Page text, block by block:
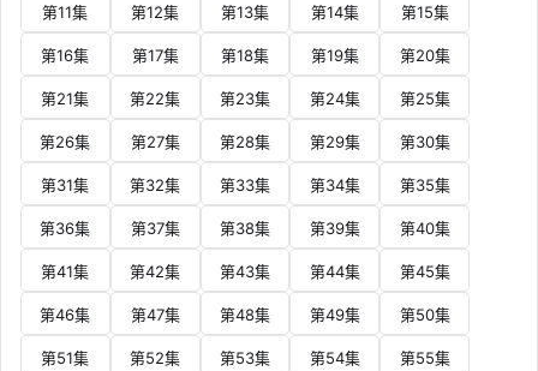
第11集 第12集 第13集 第14集 第15集
第16集 第17集 第18集 第19集 第20集
第21集 第22集 第23集 第24集 第25集
第26集 第27集 第28集 第29集 第30集
第31集 第32集 第33集 第34集 第35集
第36集 第37集 第38集 第39集 第40集
第41集 第42集 第43集 第44集 第45集
第46集 第47集 第48集 第49集 第50集
第51集 第52集 第53集 第54集 第55集